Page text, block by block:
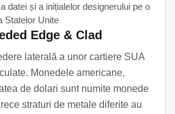
datei și a inițialelor designerului pe o
Statelor Unite
Edge & Clad
laterală a unor cartiere SUA
Monedele americane,
de dolari sunt numite monede
straturi de metale diferite au